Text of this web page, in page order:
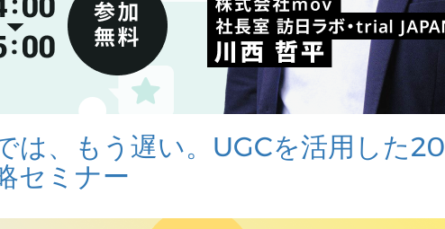
は、もう遅い。UGCを活用した
セミナー